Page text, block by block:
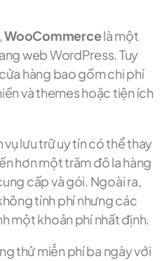
WooCommercelà một
web WordPress. Tuy
hàng bao gồm chi phí
và themes hoặc tiện ích
lưu trữ uy tín có thể thay
hơn một trăm đô la hàng
cấp và gói. Ngoài ra,
tính phí nhưng các
một khoản phí nhất định.
thử miễn phí ba ngày với